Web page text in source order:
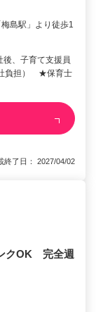
島駅」より徒歩1
、子育て支援員
社負担） ★保育士
了日： 2027/04/02
クOK 完全週